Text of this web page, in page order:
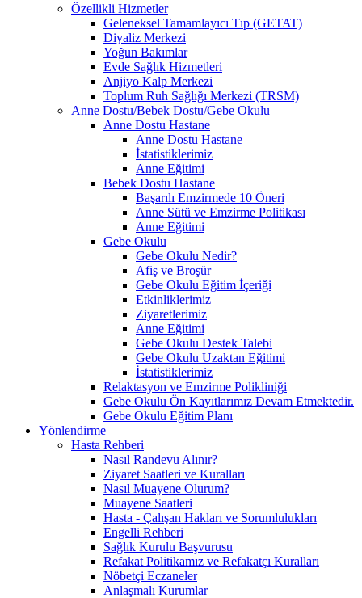
Özellikli Hizmetler
Geleneksel Tamamlayıcı Tıp (GETAT)
Diyaliz Merkezi
Yoğun Bakımlar
Evde Sağlık Hizmetleri
Anjiyo Kalp Merkezi
Toplum Ruh Sağlığı Merkezi (TRSM)
Anne Dostu/Bebek Dostu/Gebe Okulu
Anne Dostu Hastane
Anne Dostu Hastane
İstatistiklerimiz
Anne Eğitimi
Bebek Dostu Hastane
Başarılı Emzirmede 10 Öneri
Anne Sütü ve Emzirme Politikası
Anne Eğitimi
Gebe Okulu
Gebe Okulu Nedir?
Afiş ve Broşür
Gebe Okulu Eğitim İçeriği
Etkinliklerimiz
Ziyaretlerimiz
Anne Eğitimi
Gebe Okulu Destek Talebi
Gebe Okulu Uzaktan Eğitimi
İstatistiklerimiz
Relaktasyon ve Emzirme Polikliniği
Gebe Okulu Ön Kayıtlarımız Devam Etmektedir.
Gebe Okulu Eğitim Planı
Yönlendirme
Hasta Rehberi
Nasıl Randevu Alınır?
Ziyaret Saatleri ve Kuralları
Nasıl Muayene Olurum?
Muayene Saatleri
Hasta - Çalışan Hakları ve Sorumlulukları
Engelli Rehberi
Sağlık Kurulu Başvurusu
Refakat Politikamız ve Refakatçı Kuralları
Nöbetçi Eczaneler
Anlaşmalı Kurumlar